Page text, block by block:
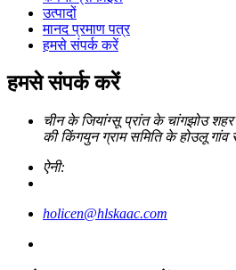
उत्पादों
मानद प्रमाण पत्र
हमसे संपर्क करें
हमसे संपर्क करें
चीन के जियांग्सू प्रांत के चांगझोउ
की किंगयुन ग्राम समिति के होउलू गांव
ऐनी:
holicen@hlskaac.com